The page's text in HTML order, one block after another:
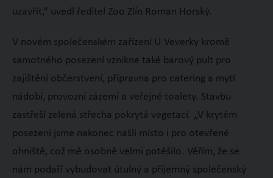
uzavřít,“ uvedl ředitel Zoo Zlín Roman Horský.
V novém společenském zařízení U Veverky kromě
samotného posezení vznikne také barový pult pro
zajištění občerstvení, přípravna pro catering a mytí
nádobí, provozní zázemí a veřejné toalety. Stavbu
zastřeší zelená střecha pokrytá vegetací. „V krytém
posezení jsme nakonec našli místo i pro otevřené
ohniště, což mě osobně velmi potěšilo. Věřím, že se
nám podaří vybudovat útulný a příjemný společenský